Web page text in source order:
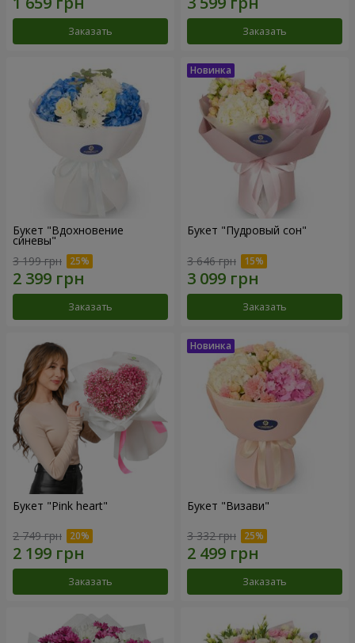
Заказать Заказать
Букет "Вдохновение
синевы"
3 199 грн
Заказать
Букет "Пудровый сон"
3 646 грн
Заказать
Букет "Pink heart"
2 749 грн
Заказать
Букет "Визави"
3 332 грн
Заказать